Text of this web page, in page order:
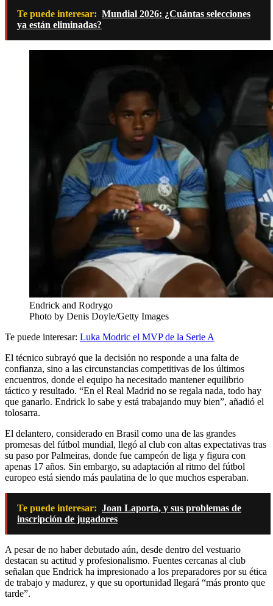
Te puede interesar: Mundial 2026: ¿Cuántas selecciones
ya están eliminadas?
Endrick and Rodrygo
Photo by Denis Doyle/Getty Images
Te puede interesar: Luka Modric el MVP de la Serie A
El técnico subrayó que la decisión no responde a una falta de
confianza, sino a las circunstancias competitivas de los últimos
encuentros, donde el equipo ha necesitado mantener equilibrio
táctico y resultado. “En el Real Madrid no se regala nada, todo hay
que ganarlo. Endrick lo sabe y está trabajando muy bien”, añadió el
tolosarra.
El delantero, considerado en Brasil como una de las grandes
promesas del fútbol mundial, llegó al club con altas expectativas tras
su paso por Palmeiras, donde fue campeón de liga y figura con
apenas 17 años. Sin embargo, su adaptación al ritmo del fútbol
europeo está siendo más paulatina de lo que muchos esperaban.
Te puede interesar: Joan Laporta, y sus problemas de
inscripción de jugadores
A pesar de no haber debutado aún, desde dentro del vestuario
destacan su actitud y profesionalismo. Fuentes cercanas al club
señalan que Endrick ha impresionado a los preparadores por su ética
de trabajo y madurez, y que su oportunidad llegará “más pronto que
tarde”.